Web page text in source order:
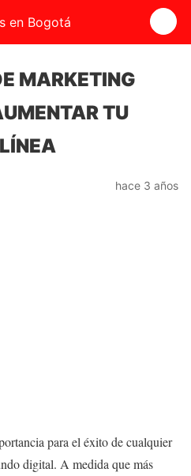
en Bogotá
MARKETING
TU
hace 3 años
para el éxito de cualquier
digital. A medida que más